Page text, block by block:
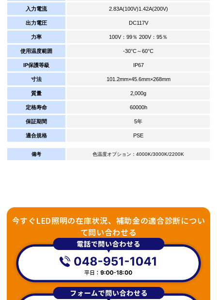
入力電流 2.83A(100V)1.42A(200V)
出力電圧 DC117V
力率 100V：99％ 200V：95％
使用温度範囲 -30°C～60°C
IP保護等級 IP67
寸法 101.2mm×45.6mm×268mm
質量 2,000g
定格寿命 60000h
保証期間 5年
適合規格 PSE
備考 色温度オプション：4000K/3000K/2200K
今すぐLED照明の在庫状況、補助金の適合診断につい
て問い合わせる